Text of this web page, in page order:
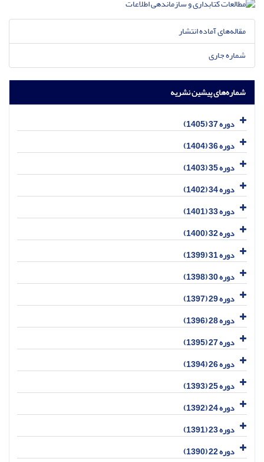
مقاله‌های آماده انتشار
شماره جاری
شماره‌های پیشین نشریه
دوره 37 (1405)
دوره 36 (1404)
دوره 35 (1403)
دوره 34 (1402)
دوره 33 (1401)
دوره 32 (1400)
دوره 31 (1399)
دوره 30 (1398)
دوره 29 (1397)
دوره 28 (1396)
دوره 27 (1395)
دوره 26 (1394)
دوره 25 (1393)
دوره 24 (1392)
دوره 23 (1391)
دوره 22 (1390)